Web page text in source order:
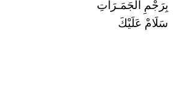
بِرَجْمِ الجَمَـرَاتِ
سَلَامْ عَلَيْكَ